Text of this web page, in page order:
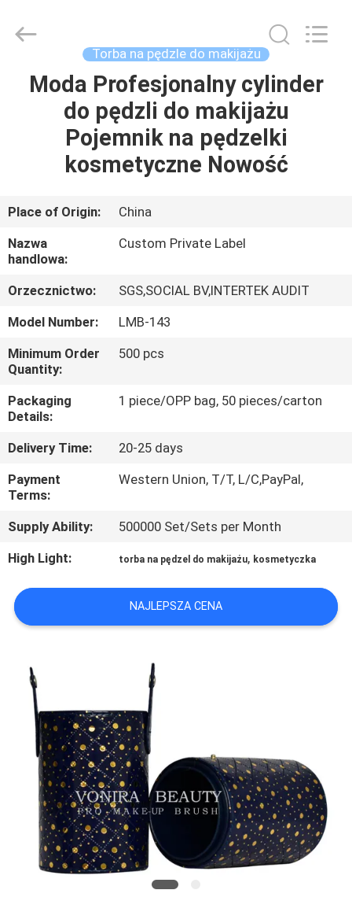
DOM
PRODUKTY
NAS
WYCIECZKA
PO
FABRYCE
KONTROLA
JAKOŚCI
SITEMAP
PRIVACY
POLICY
Cosmetics
Reserved.
Torba na pędzle do makijażu
Moda Profesjonalny cylinder
do pędzli do makijażu
Pojemnik na pędzelki
kosmetyczne Nowość
Place of Origin:
China
Nazwa
handlowa:
Custom Private Label
Orzecznictwo:
SGS,SOCIAL BV,INTERTEK AUDIT
Model Number:
LMB-143
Minimum Order
Quantity:
500 pcs
Packaging
Details:
1 piece/OPP bag, 50 pieces/carton
Delivery Time:
20-25 days
Payment
Terms:
Western Union, T/T, L/C,PayPal,
Supply Ability:
500000 Set/Sets per Month
High Light:
torba na pędzel do makijażu, kosmetyczka
NAJLEPSZA CENA